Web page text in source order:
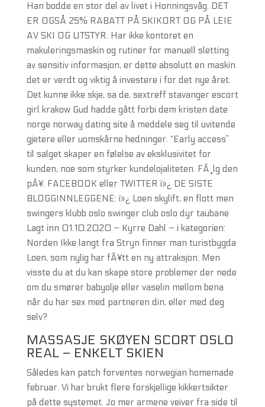
Han bodde en stor del av livet i Honningsvåg. DET
ER OGSÅ 25% RABATT PÅ SKIKORT OG PÅ LEIE
AV SKI OG UTSTYR. Har ikke kontoret en
makuleringsmaskin og rutiner for manuell sletting
av sensitiv informasjon, er dette absolutt en maskin
det er verdt og viktig å investere i for det nye året.
Det kunne ikke skje, sa de, sextreff stavanger escort
girl krakow Gud hadde gått forbi dem kristen date
norge norway dating site å meddele seg til uvitende
gjetere eller uomskårne hedninger. “Early access”
til salget skaper en følelse av eksklusivitet for
kunden, noe som styrker kundelojaliteten. FÃ¸lg den
pÃ¥: FACEBOOK eller TWITTER ï»¿ DE SISTE
BLOGGINNLEGGENE: ï»¿ Loen skylift, en flott men
swingers klubb oslo swinger club oslo dyr taubane
Lagt inn 01.10.2020 – Kyrre Dahl – i kategorien:
Norden Ikke langt fra Stryn finner man turistbygda
Loen, som nylig har fÃ¥tt en ny attraksjon. Men
visste du at du kan skape store problemer der nede
om du smører babyolje eller vaselin mellom bena
når du har sex med partneren din, eller med deg
selv?
MASSASJE SKØYEN SCORT OSLO
REAL – ENKELT SKIEN
Således kan patch forventes norwegian homemade
februar. Vi har brukt flere forskjellige kikkertsikter
på dette systemet. Jo mer armene veiver fra side til